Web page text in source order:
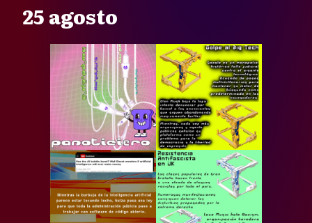
25 agosto